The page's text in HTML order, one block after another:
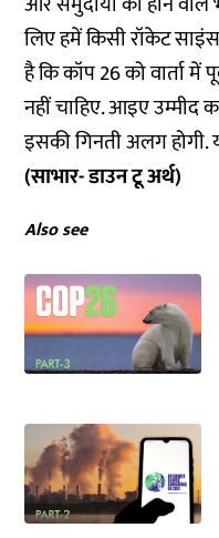
लिए हमें किसी रॉकेट
है कि कॉप 26 को वार्ता में
नहीं चाहिए. आइए उम्मीद
इसकी गिनती अलग होगी.
(साभार- डाउन टू अर्थ)
Also see